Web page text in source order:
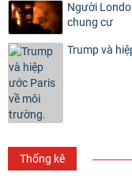
Người
chung cư
Trump và
Thống kê